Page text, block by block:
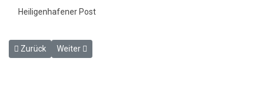
Heiligenhafener Post
Vorheriger Beitrag: Die lange projektierte Eisenbahn von Kiel nach
Zurück Nächster Beitrag: Mit dem Heizen sämtlicher
Weiter